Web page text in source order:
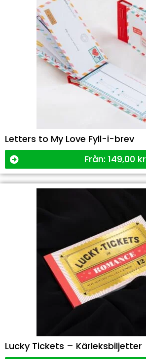
Letters to My Love Fyll-i-brev
Från: 149,00 kr
Lucky Tickets – Kärleksbiljetter